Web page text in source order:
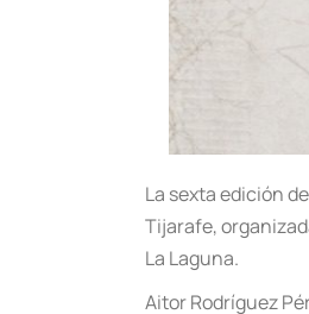
La sexta edición
Tijarafe,
La Laguna.
Aitor Rodríguez